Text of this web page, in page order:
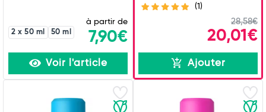
2 x 50 ml 50 ml
à partir de
7,90€
Voir l'article
(1)
28,58€
20,01€
Ajouter